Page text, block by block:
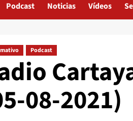
Podcast Noticias Vídeos
Podcast
08-2021)